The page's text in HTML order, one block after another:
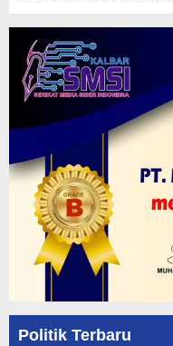
Politik Terbaru